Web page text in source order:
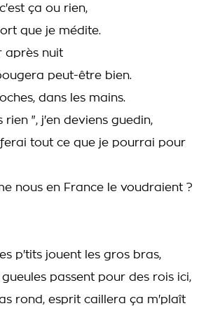
ça ou rien,
que je médite.
après nuit
peut-être bien.
dans les mains.
rien ", j'en deviens guedin,
tout ce que je pourrai pour
nous en France le voudraient ?
p'tits jouent les gros bras,
passent pour des rois ici,
rond, esprit caillera ça m'plaît